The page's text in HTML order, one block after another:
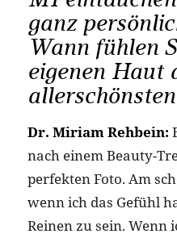
ganz
Wann fühlen
eigenen Haut
Dr. Miriam Rehbein:
nach einem Beauty-
perfekten Foto. Am
wenn ich das Gefühl
Reinen zu sein. Wenn